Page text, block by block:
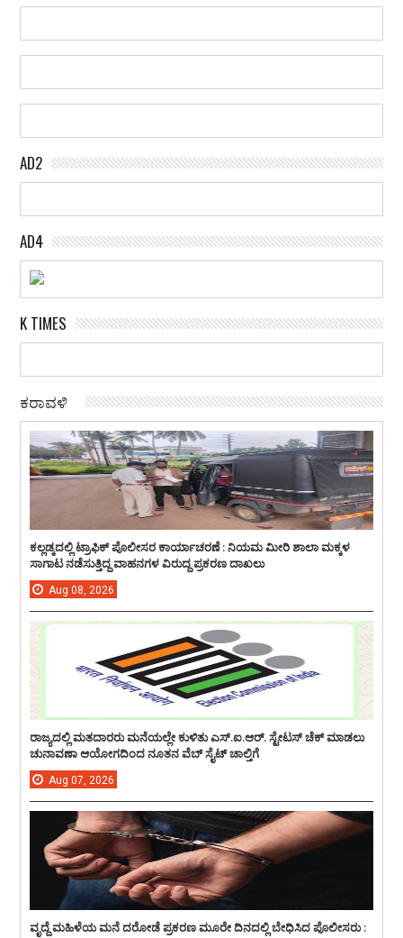
AD2
AD4
K TIMES
ಕರಾವಳಿ
ಕಲ್ಲಡ್ಕದಲ್ಲಿ ಟ್ರಾಫಿಕ್ ಪೊಲೀಸರ ಕಾರ್ಯಾಚರಣೆ : ನಿಯಮ ಮೀರಿ ಶಾಲಾ ಮಕ್ಕಳ
ಸಾಗಾಟ ನಡೆಸುತ್ತಿದ್ದ ವಾಹನಗಳ ವಿರುದ್ದ ಪ್ರಕರಣ ದಾಖಲು
Aug 08, 2026
ರಾಜ್ಯದಲ್ಲಿ ಮತದಾರರು ಮನೆಯಲ್ಲೇ ಕುಳಿತು ಎಸ್.ಐ.ಆರ್. ಸ್ಟೇಟಸ್ ಚೆಕ್ ಮಾಡಲು
ಚುನಾವಣಾ ಆಯೋಗದಿಂದ ನೂತನ ವೆಬ್ ಸೈಟ್ ಚಾಲ್ತಿಗೆ
Aug 07, 2026
ವೃದ್ದೆ ಮಹಿಳೆಯ ಮನೆ ದರೋಡೆ ಪ್ರಕರಣ ಮೂರೇ ದಿನದಲ್ಲಿ ಬೇಧಿಸಿದ ಪೊಲೀಸರು :